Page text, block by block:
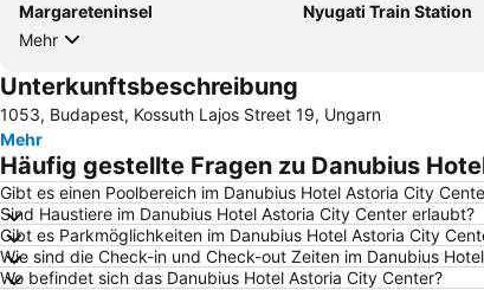
Margareteninsel
Nyugati Train Station
Mehr
Unterkunftsbeschreibung
1053, Budapest, Kossuth Lajos Street 19, Ungarn
Mehr
Häufig gestellte Fragen zu Danubius
Gibt es einen Poolbereich im Danubius Hotel Astoria City
Sind Haustiere im Danubius Hotel Astoria City Center erlaubt?
Gibt es Parkmöglichkeiten im Danubius Hotel Astoria City
Wie sind die Check-in und Check-out Zeiten im Danubius
Wo befindet sich das Danubius Hotel Astoria City Center?